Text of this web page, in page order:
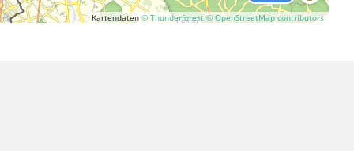
Kartendaten © Thunderforest © OpenStreetMap contributors